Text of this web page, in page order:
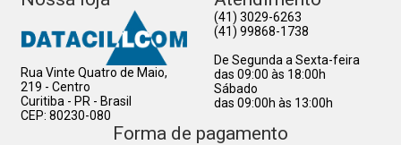
Rua Vinte Quatro de Maio,
219 - Centro
Curitiba - PR - Brasil
CEP: 80230-080
(41) 3029-6263
(41) 99868-1738
De Segunda a Sexta-feira
das 09:00 às 18:00h
Sábado
das 09:00h às 13:00h
Forma de pagamento